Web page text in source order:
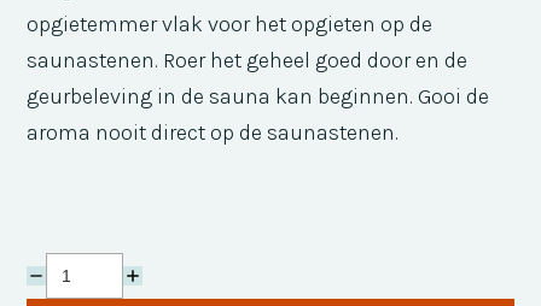
opgietemmer vlak voor het opgieten op de
saunastenen. Roer het geheel goed door en de
geurbeleving in de sauna kan beginnen. Gooi de
aroma nooit direct op de saunastenen.